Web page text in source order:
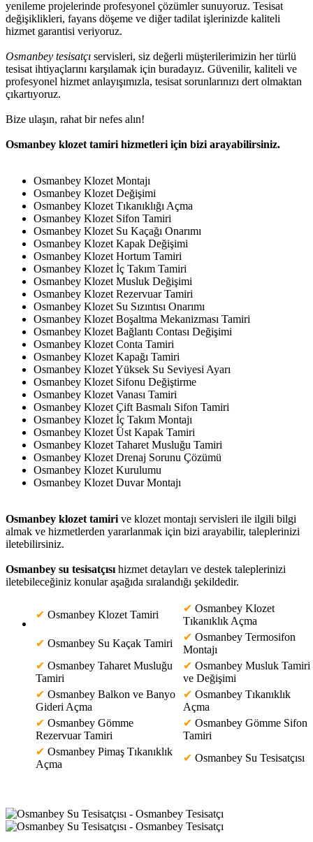
yenileme projelerinde profesyonel çözümler sunuyoruz. Tesisat
değişiklikleri, fayans döşeme ve diğer tadilat işlerinizde kaliteli
hizmet garantisi veriyoruz.
Osmanbey tesisatçı servisleri, siz değerli müşterilerimizin her türlü
tesisat ihtiyaçlarını karşılamak için buradayız. Güvenilir, kaliteli ve
profesyonel hizmet anlayışımızla, tesisat sorunlarınızı dert olmaktan
çıkartıyoruz.
Bize ulaşın, rahat bir nefes alın!
Osmanbey klozet tamiri hizmetleri için bizi arayabilirsiniz.
Osmanbey Klozet Montajı
Osmanbey Klozet Değişimi
Osmanbey Klozet Tıkanıklığı Açma
Osmanbey Klozet Sifon Tamiri
Osmanbey Klozet Su Kaçağı Onarımı
Osmanbey Klozet Kapak Değişimi
Osmanbey Klozet Hortum Tamiri
Osmanbey Klozet İç Takım Tamiri
Osmanbey Klozet Musluk Değişimi
Osmanbey Klozet Rezervuar Tamiri
Osmanbey Klozet Su Sızıntısı Onarımı
Osmanbey Klozet Boşaltma Mekanizması Tamiri
Osmanbey Klozet Bağlantı Contası Değişimi
Osmanbey Klozet Conta Tamiri
Osmanbey Klozet Kapağı Tamiri
Osmanbey Klozet Yüksek Su Seviyesi Ayarı
Osmanbey Klozet Sifonu Değiştirme
Osmanbey Klozet Vanası Tamiri
Osmanbey Klozet Çift Basmalı Sifon Tamiri
Osmanbey Klozet İç Takım Montajı
Osmanbey Klozet Üst Kapak Tamiri
Osmanbey Klozet Taharet Musluğu Tamiri
Osmanbey Klozet Drenaj Sorunu Çözümü
Osmanbey Klozet Kurulumu
Osmanbey Klozet Duvar Montajı
Osmanbey klozet tamiri ve klozet montajı servisleri ile ilgili bilgi
almak ve hizmetlerden yararlanmak için bizi arayabilir, taleplerinizi
iletebilirsiniz.
Osmanbey su tesisatçısı hizmet detayları ve destek taleplerinizi
iletebileceğiniz konular aşağıda sıralandığı şekildedir.
✔ Osmanbey Klozet Tamiri
✔ Osmanbey Klozet
Tıkanıklık Açma
✔ Osmanbey Su Kaçak Tamiri
✔ Osmanbey Termosifon
Montajı
✔ Osmanbey Taharet Musluğu
Tamiri
✔ Osmanbey Musluk Tamiri
ve Değişimi
✔ Osmanbey Balkon ve Banyo
Gideri Açma
✔ Osmanbey Tıkanıklık
Açma
✔ Osmanbey Gömme
Rezervuar Tamiri
✔ Osmanbey Gömme Sifon
Tamiri
✔ Osmanbey Pimaş Tıkanıklık
Açma
✔ Osmanbey Su Tesisatçısı